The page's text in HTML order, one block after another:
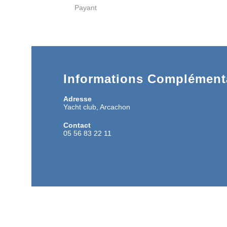
Payant
Informations
Adresse
Yacht club, Arcachon
Contact
05 56 83 22 11